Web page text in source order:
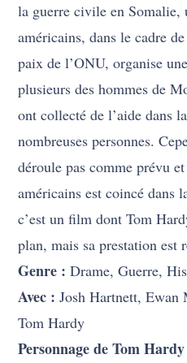
la guerre civile en Somalie,
américains, dans le cadre
paix de l’ONU, organise
plusieurs des hommes de
ont collecté de l’aide dans
nombreuses personnes.
déroule pas comme prévu
américains est coincé dans
c’est un film dont Tom
plan, mais sa prestation est
Genre : Drame, Guerre,
Avec : Josh Hartnett, Ewan
Tom Hardy
Personnage de Tom